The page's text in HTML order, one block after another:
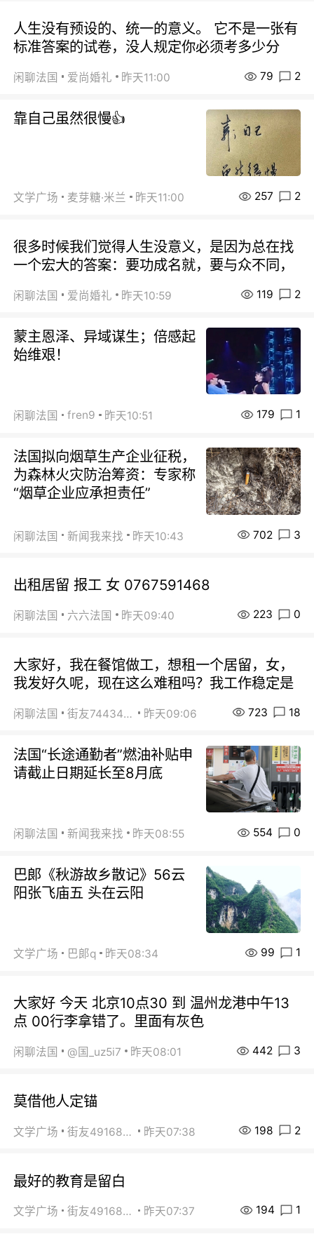
人生没有预设的、统一的意义。 它不是一张有
标准答案的试卷，没人规定你必须考多少分
闲聊法国 爱尚婚礼 昨天11:00 79 2
靠自己虽然很慢👍
文学广场 麦芽糖·米兰 昨天11:00 257 2
很多时候我们觉得人生没意义，是因为总在找
一个宏大的答案：要功成名就，要与众不同，
闲聊法国 爱尚婚礼 昨天10:59 119 2
蒙主恩泽、异域谋生；倍感起
始维艰！
闲聊法国 fren9 昨天10:51 179 1
法国拟向烟草生产企业征税，
为森林火灾防治筹资：专家称
“烟草企业应承担责任”
闲聊法国 新闻我来找 昨天10:43 702 3
出租居留 报工 女 0767591468
闲聊法国 六六法国 昨天09:40 223 0
大家好，我在餐馆做工，想租一个居留，女，
我发好久呢，现在这么难租吗？我工作稳定是
闲聊法国 街友74434350 昨天09:06 723 18
法国“长途通勤者”燃油补贴申
请截止日期延长至8月底
闲聊法国 新闻我来找 昨天08:55 554 0
巴郞《秋游故乡散记》56云
阳张飞庙五 头在云阳
文学广场 巴郞q 昨天08:34 99 1
大家好 今天 北京10点30 到 温州龙港中午13
点 00行李拿错了。里面有灰色
闲聊法国 @国_uz5i7 昨天08:01 442 3
莫借他人定锚
文学广场 街友49168527 昨天07:38 198 2
最好的教育是留白
文学广场 街友49168527 昨天07:37 194 1